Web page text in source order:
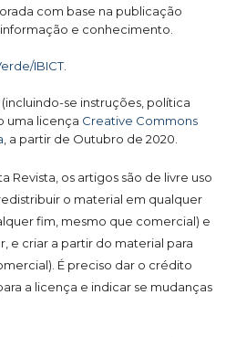
com base na publicação
e conhecimento.
IBICT.
se instruções, política
uma licença Creative Commons
, a partir de Outubro de 2020.
Revista, os artigos são de livre uso
o material em qualquer
fim, mesmo que comercial) e
e criar a partir do material para
É preciso dar o crédito
a licença e indicar se mudanças